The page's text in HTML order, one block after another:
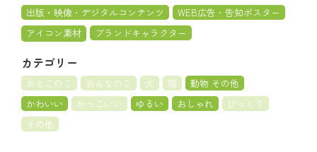
出版・映像・デジタルコンテンツ
WEB広告・告知ポスター
アイコン素材
ブランドキャラクター
カテゴリー
おとこのこ おんなのこ 犬 猫
動物 その他
かわいい
かっこいい ゆるい おしゃれ
びっくり
その他